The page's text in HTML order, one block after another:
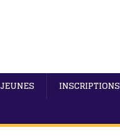
JEUNES INSCRIPTIONS